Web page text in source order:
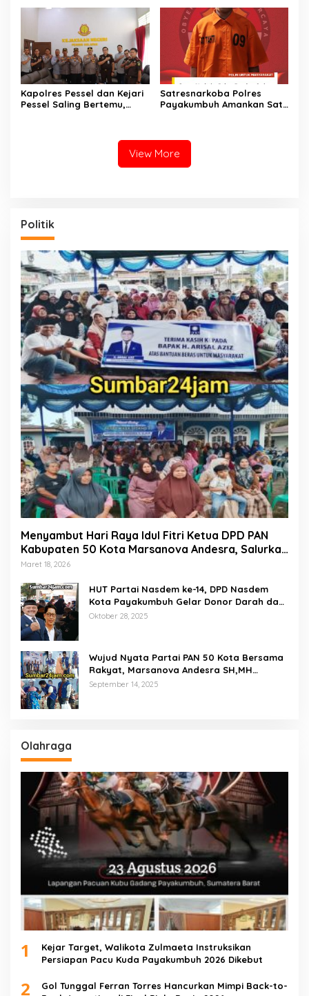
Kapolres Pessel dan Kejari
Pessel Saling Bertemu,
Satresnarkoba Polres
Payakumbuh Amankan Satu
View More
Politik
Menyambut Hari Raya Idul Fitri Ketua DPD PAN
Kabupaten 50 Kota Marsanova Andesra, Salurkan
Empat Ton Bantuan Beras Untuk Masyarakat
Maret 18, 2026
HUT Partai Nasdem ke-14, DPD Nasdem
Kota Payakumbuh Gelar Donor Darah dan
Pemeriksaan Kesehatan Gratis
Oktober 28, 2025
Wujud Nyata Partai PAN 50 Kota Bersama
Rakyat, Marsanova Andesra SH,MH
Salurkan 600 Karung Beras Untuk
September 14, 2025
Olahraga
1
Kejar Target, Walikota Zulmaeta Instruksikan
Persiapan Pacu Kuda Payakumbuh 2026 Dikebut
2
Gol Tunggal Ferran Torres Hancurkan Mimpi Back-to-